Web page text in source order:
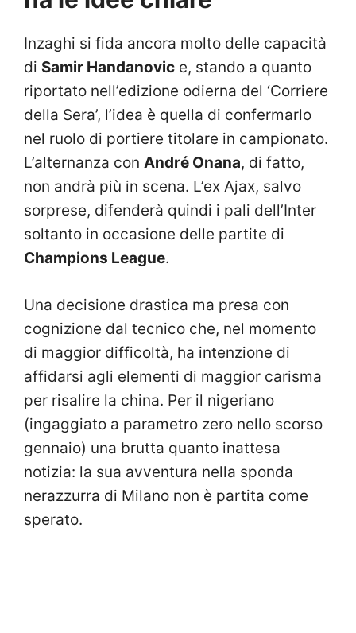
Inzaghi si fida ancora molto delle capacità
di Samir Handanovic e, stando a quanto
riportato nell’edizione odierna del ‘Corriere
della Sera’, l’idea è quella di confermarlo
nel ruolo di portiere titolare in campionato.
L’alternanza con André Onana, di fatto,
non andrà più in scena. L’ex Ajax, salvo
sorprese, difenderà quindi i pali dell’Inter
soltanto in occasione delle partite di
Champions League.
Una decisione drastica ma presa con
cognizione dal tecnico che, nel momento
di maggior difficoltà, ha intenzione di
affidarsi agli elementi di maggior carisma
per risalire la china. Per il nigeriano
(ingaggiato a parametro zero nello scorso
gennaio) una brutta quanto inattesa
notizia: la sua avventura nella sponda
nerazzurra di Milano non è partita come
sperato.